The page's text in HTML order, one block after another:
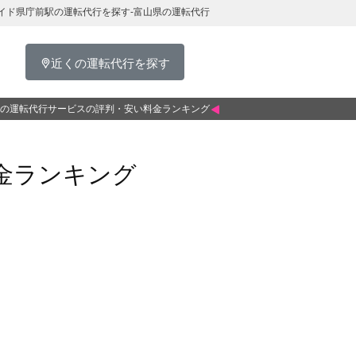
県庁前駅の運転代行を探す-富山県の運転代行
近くの運転代行を探す
運転代行サービスの評判・安い料金ランキング
ランキング